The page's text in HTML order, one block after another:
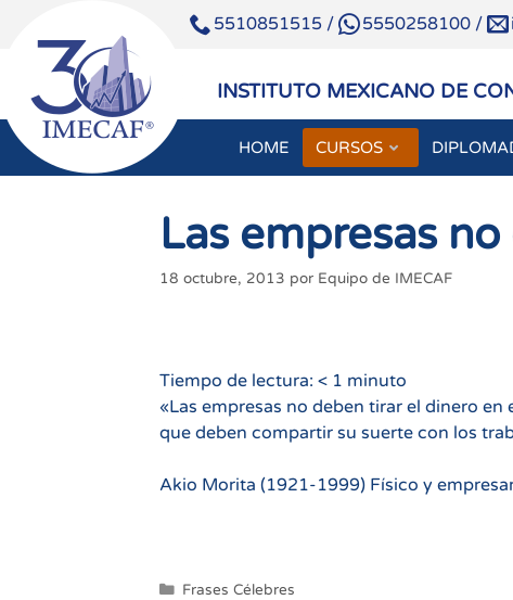
5510851515 / 5550258100 /
INSTITUTO MEXICANO DE
HOME CURSOS
Las empresas
18 octubre, 2013 por Equipo de IMECAF
Tiempo de lectura: < 1 minuto
«Las empresas no deben tirar el dinero
que deben compartir su suerte con los
Akio Morita (1921-1999) Físico y
Categorías
Frases Célebres